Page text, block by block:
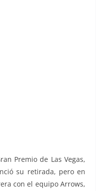
Premio de Las Vegas,
su retirada, pero en
con el equipo Arrows,